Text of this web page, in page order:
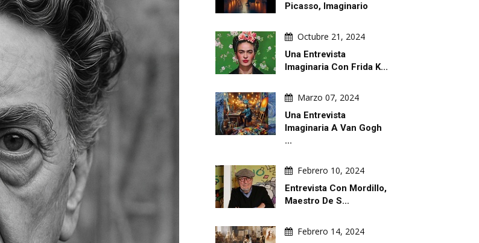
Picasso, Imaginario
Octubre 21, 2024
Una Entrevista
Imaginaria Con Frida K...
Marzo 07, 2024
Una Entrevista
Imaginaria A Van Gogh
...
Febrero 10, 2024
Entrevista Con Mordillo,
Maestro De S...
Febrero 14, 2024